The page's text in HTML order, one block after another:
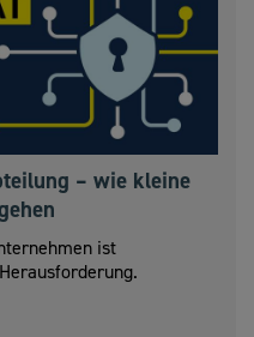
– wie kleine
ist